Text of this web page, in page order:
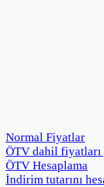
Normal Fiyatlar
ÖTV dahil fiyatları
ÖTV Hesaplama
İndirim tutarını